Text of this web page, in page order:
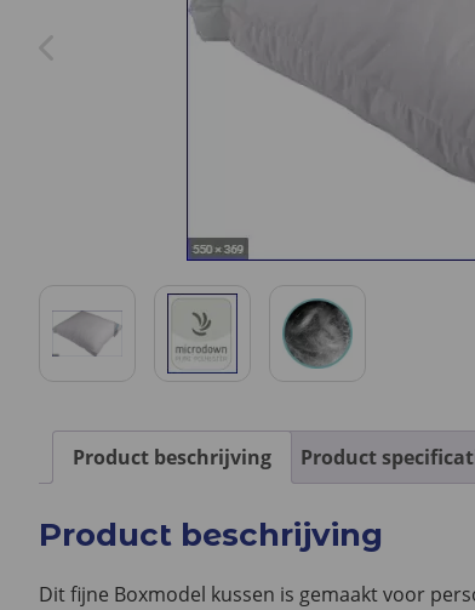
Product beschrijving Product
Product beschrijving
Dit fijne Boxmodel kussen is gemaakt voor